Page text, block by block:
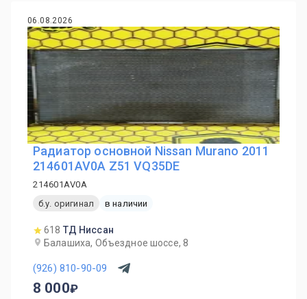
06.08.2026
Радиатор основной Nissan Murano 2011
214601AV0A Z51 VQ35DE
214601AV0A
б.у. оригинал
в наличии
618 ТД Ниссан
Балашиха, Объездное шоссе, 8
(926) 810-90-09
8 000